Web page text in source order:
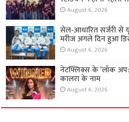
August 6, 2026
सेल-आधारित सर्जरी से
मरीज अगले दिन हुआ
August 6, 2026
नेटफ्लिक्स के ‘लॉक अप:
कालरा के नाम
August 6, 2026